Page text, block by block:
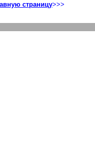
страницу>>>